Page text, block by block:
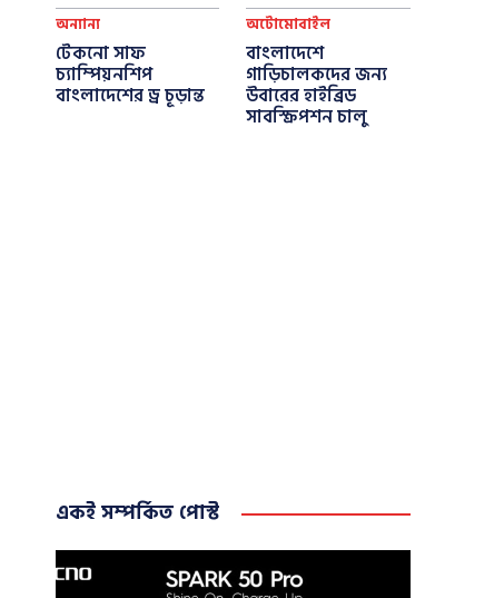
অন্যান্য
টেকনো সাফ
চ্যাম্পিয়নশিপ
বাংলাদেশের ড্র চূড়ান্ত
অটোমোবাইল
বাংলাদেশে
গাড়িচালকদের জন্য
উবারের হাইব্রিড
সাবস্ক্রিপশন চালু
একই সম্পর্কিত পোস্ট